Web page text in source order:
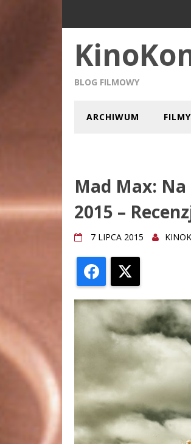
BLOG FILMOWY
ARCHIWUM
Mad Max:
2015 –
7 LIPCA 2015
Facebook